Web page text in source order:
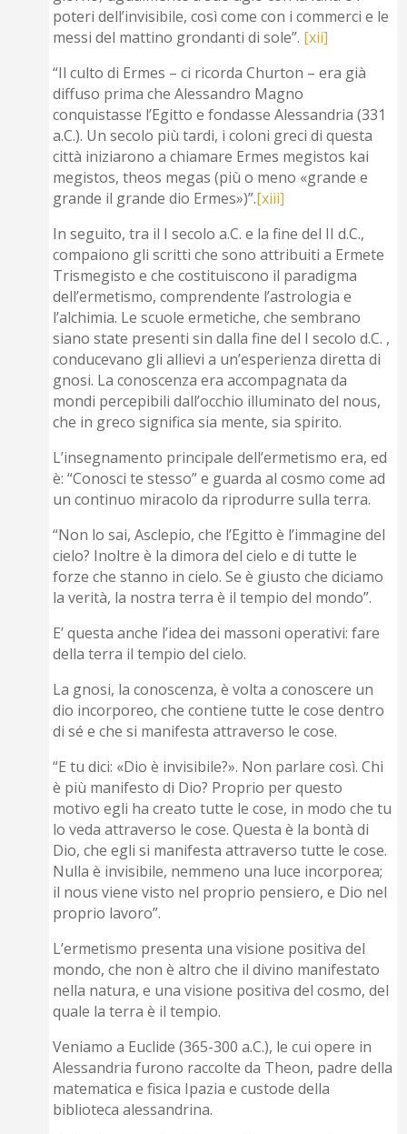
poteri dell’invisibile, così come con i commerci e le
messi del mattino grondanti di sole”. [xii]
“Il culto di Ermes – ci ricorda Churton – era già
diffuso prima che Alessandro Magno
conquistasse l’Egitto e fondasse Alessandria (331
a.C.). Un secolo più tardi, i coloni greci di questa
città iniziarono a chiamare Ermes megistos kai
megistos, theos megas (più o meno «grande e
grande il grande dio Ermes»)”.[xiii]
In seguito, tra il I secolo a.C. e la fine del II d.C.,
compaiono gli scritti che sono attribuiti a Ermete
Trismegisto e che costituiscono il paradigma
dell’ermetismo, comprendente l’astrologia e
l’alchimia. Le scuole ermetiche, che sembrano
siano state presenti sin dalla fine del I secolo d.C. ,
conducevano gli allievi a un’esperienza diretta di
gnosi. La conoscenza era accompagnata da
mondi percepibili dall’occhio illuminato del nous,
che in greco significa sia mente, sia spirito.
L’insegnamento principale dell’ermetismo era, ed
è: “Conosci te stesso” e guarda al cosmo come ad
un continuo miracolo da riprodurre sulla terra.
“Non lo sai, Asclepio, che l’Egitto è l’immagine del
cielo? Inoltre è la dimora del cielo e di tutte le
forze che stanno in cielo. Se è giusto che diciamo
la verità, la nostra terra è il tempio del mondo”.
E’ questa anche l’idea dei massoni operativi: fare
della terra il tempio del cielo.
La gnosi, la conoscenza, è volta a conoscere un
dio incorporeo, che contiene tutte le cose dentro
di sé e che si manifesta attraverso le cose.
“E tu dici: «Dio è invisibile?». Non parlare così. Chi
è più manifesto di Dio? Proprio per questo
motivo egli ha creato tutte le cose, in modo che tu
lo veda attraverso le cose. Questa è la bontà di
Dio, che egli si manifesta attraverso tutte le cose.
Nulla è invisibile, nemmeno una luce incorporea;
il nous viene visto nel proprio pensiero, e Dio nel
proprio lavoro”.
L’ermetismo presenta una visione positiva del
mondo, che non è altro che il divino manifestato
nella natura, e una visione positiva del cosmo, del
quale la terra è il tempio.
Veniamo a Euclide (365-300 a.C.), le cui opere in
Alessandria furono raccolte da Theon, padre della
matematica e fisica Ipazia e custode della
biblioteca alessandrina.